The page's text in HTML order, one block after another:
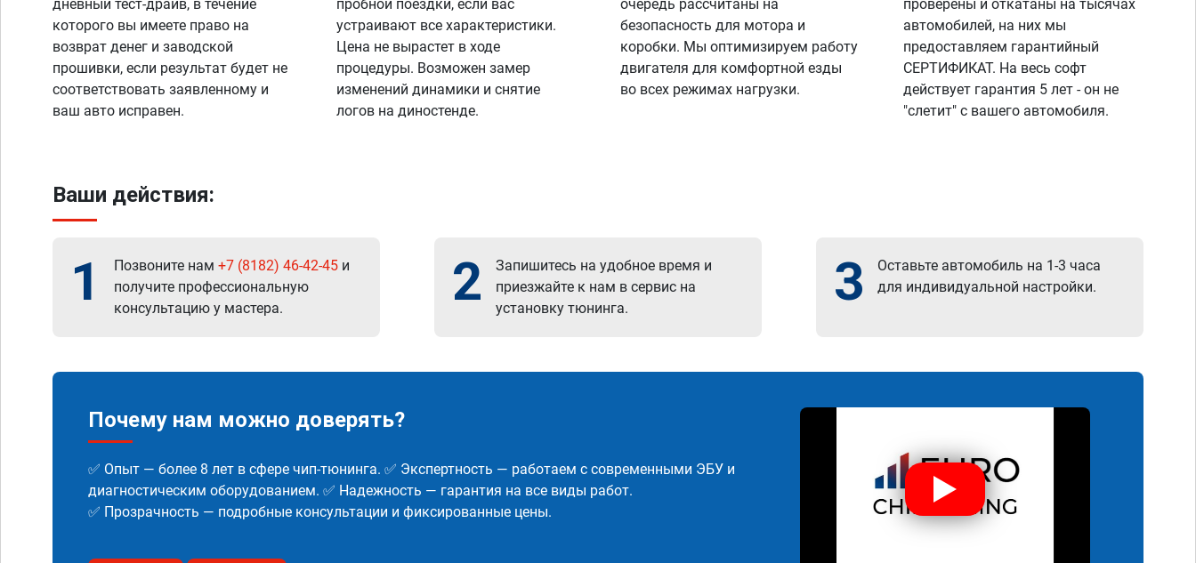
дневный тест-драйв, в течение
которого вы имеете право на
возврат денег и заводской
прошивки, если результат будет не
соответствовать заявленному и
ваш авто исправен.
пробной поездки, если вас
устраивают все характеристики.
Цена не вырастет в ходе
процедуры. Возможен замер
изменений динамики и снятие
логов на диностенде.
очередь рассчитаны на
безопасность для мотора и
коробки. Мы оптимизируем работу
двигателя для комфортной езды
во всех режимах нагрузки.
проверены и откатаны на тысячах
автомобилей, на них мы
предоставляем гарантийный
СЕРТИФИКАТ. На весь софт
действует гарантия 5 лет - он не
"слетит" с вашего автомобиля.
Ваши действия:
1 Позвоните нам +7 (8182) 46-42-45 и
получите профессиональную
консультацию у мастера.
2
Запишитесь на удобное время и
приезжайте к нам в сервис на
установку тюнинга.
3
Оставьте автомобиль на 1-3 часа
для индивидуальной настройки.
Почему нам можно доверять?
✅ Опыт — более 8 лет в сфере чип-тюнинга. ✅ Экспертность — работаем с современными ЭБУ и
диагностическим оборудованием. ✅ Надежность — гарантия на все виды работ.
✅ Прозрачность — подробные консультации и фиксированные цены.